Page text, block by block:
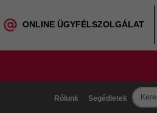
ONLINE ÜGYFÉLSZOLGÁLAT
Rólunk Segédletek
Search